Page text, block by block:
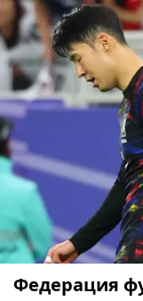
Федерация